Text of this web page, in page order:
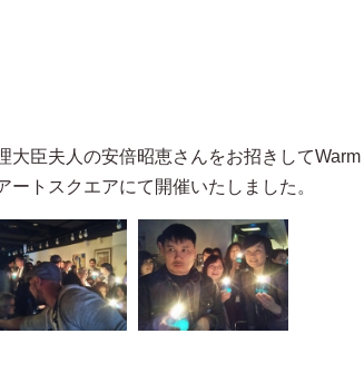
大臣夫人の安倍昭恵さんをお招きして
ートスクエアにて開催いたしました。